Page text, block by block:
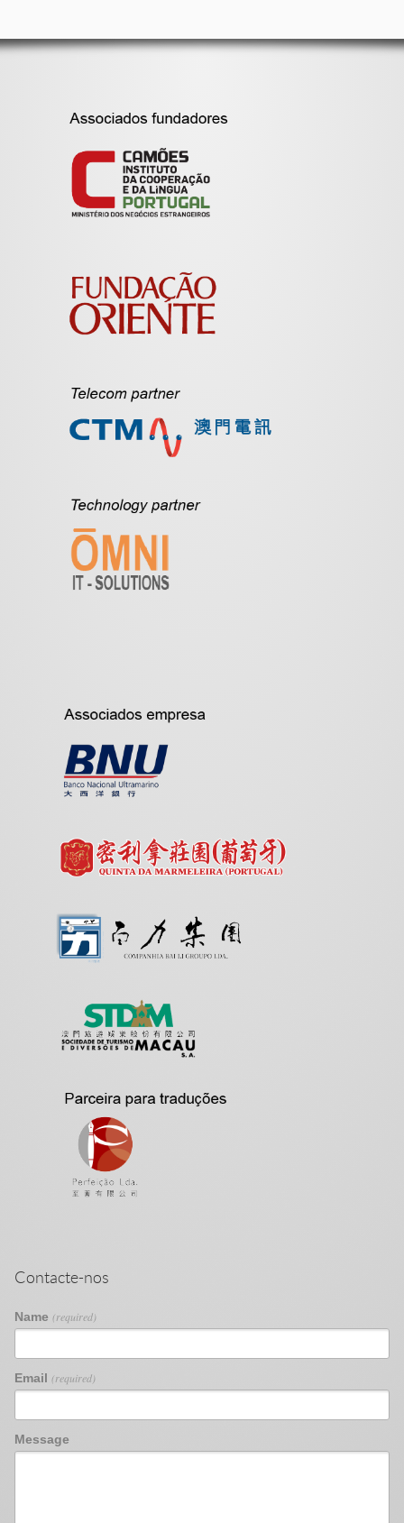
Contacte-nos
Name (required)
Email (required)
Message